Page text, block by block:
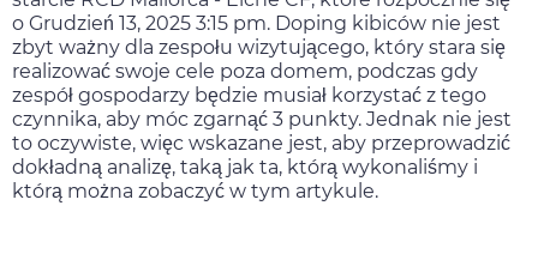
o Grudzień 13, 2025 3:15 pm. Doping kibiców nie jest
zbyt ważny dla zespołu wizytującego, który stara się
realizować swoje cele poza domem, podczas gdy
zespół gospodarzy będzie musiał korzystać z tego
czynnika, aby móc zgarnąć 3 punkty. Jednak nie jest
to oczywiste, więc wskazane jest, aby przeprowadzić
dokładną analizę, taką jak ta, którą wykonaliśmy i
którą można zobaczyć w tym artykule.